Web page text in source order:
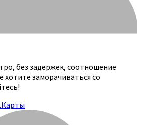
без задержек, соотношение
хотите заморачиваться со